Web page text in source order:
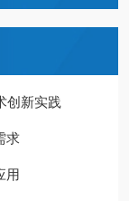
创新实践
求
用